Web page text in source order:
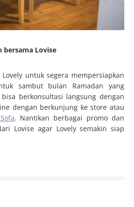
bersama Lovise
untuk segera mempersiapkan
sambut bulan Ramadan yang
berkonsultasi langsung dengan
dengan berkunjung ke store atau
. Nantikan berbagai promo dan
Lovise agar Lovely semakin siap